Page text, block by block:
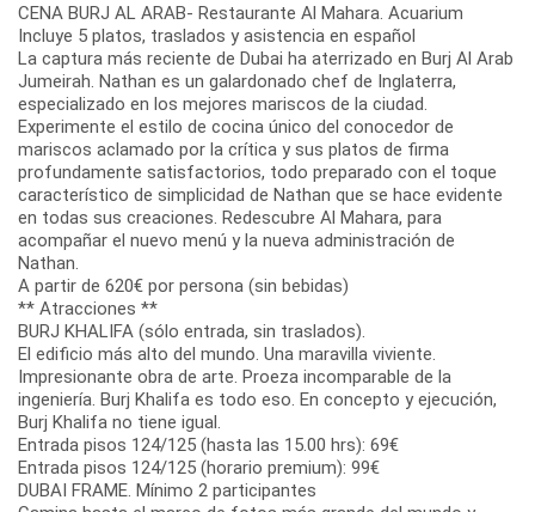
CENA BURJ AL ARAB- Restaurante Al Mahara. Acuarium
Incluye 5 platos, traslados y asistencia en español
La captura más reciente de Dubai ha aterrizado en Burj Al Arab
Jumeirah. Nathan es un galardonado chef de Inglaterra,
especializado en los mejores mariscos de la ciudad.
Experimente el estilo de cocina único del conocedor de
mariscos aclamado por la crítica y sus platos de firma
profundamente satisfactorios, todo preparado con el toque
característico de simplicidad de Nathan que se hace evidente
en todas sus creaciones. Redescubre Al Mahara, para
acompañar el nuevo menú y la nueva administración de
Nathan.
A partir de 620€ por persona (sin bebidas)
** Atracciones **
BURJ KHALIFA (sólo entrada, sin traslados).
El edificio más alto del mundo. Una maravilla viviente.
Impresionante obra de arte. Proeza incomparable de la
ingeniería. Burj Khalifa es todo eso. En concepto y ejecución,
Burj Khalifa no tiene igual.
Entrada pisos 124/125 (hasta las 15.00 hrs): 69€
Entrada pisos 124/125 (horario premium): 99€
DUBAI FRAME. Mínimo 2 participantes